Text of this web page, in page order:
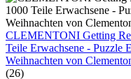
CLEMENTONI Getting
Teile Erwachsene - Puzzle
Weihnachten von
(26)